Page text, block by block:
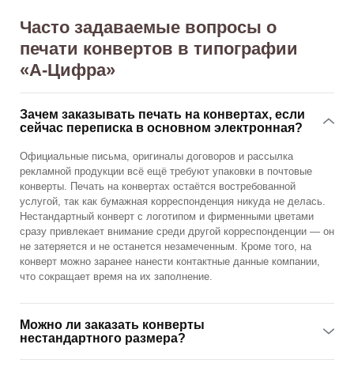
Часто задаваемые вопросы о
печати конвертов в типографии
«А‑Цифра»
Зачем заказывать печать на конвертах, если
сейчас переписка в основном электронная?
Официальные письма, оригиналы договоров и рассылка
рекламной продукции всё ещё требуют упаковки в почтовые
конверты. Печать на конвертах остаётся востребованной
услугой, так как бумажная корреспонденция никуда не делась.
Нестандартный конверт с логотипом и фирменными цветами
сразу привлекает внимание среди другой корреспонденции — он
не затеряется и не останется незамеченным. Кроме того, на
конверт можно заранее нанести контактные данные компании,
что сокращает время на их заполнение.
Можно ли заказать конверты
нестандартного размера?